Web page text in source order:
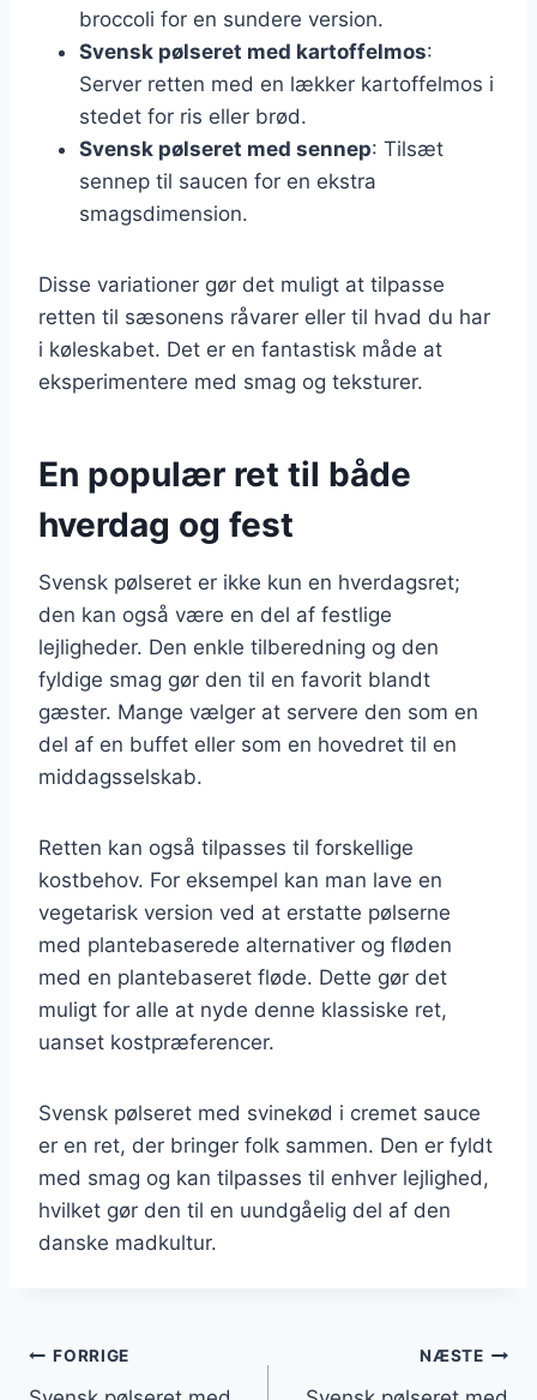
broccoli for en sundere version.
Svensk pølseret med kartoffelmos:
Server retten med en lækker kartoffelmos i
stedet for ris eller brød.
Svensk pølseret med sennep: Tilsæt
sennep til saucen for en ekstra
smagsdimension.
Disse variationer gør det muligt at tilpasse
retten til sæsonens råvarer eller til hvad du har
i køleskabet. Det er en fantastisk måde at
eksperimentere med smag og teksturer.
En populær ret til både
hverdag og fest
Svensk pølseret er ikke kun en hverdagsret;
den kan også være en del af festlige
lejligheder. Den enkle tilberedning og den
fyldige smag gør den til en favorit blandt
gæster. Mange vælger at servere den som en
del af en buffet eller som en hovedret til en
middagsselskab.
Retten kan også tilpasses til forskellige
kostbehov. For eksempel kan man lave en
vegetarisk version ved at erstatte pølserne
med plantebaserede alternativer og fløden
med en plantebaseret fløde. Dette gør det
muligt for alle at nyde denne klassiske ret,
uanset kostpræferencer.
Svensk pølseret med svinekød i cremet sauce
er en ret, der bringer folk sammen. Den er fyldt
med smag og kan tilpasses til enhver lejlighed,
hvilket gør den til en uundgåelig del af den
danske madkultur.
Indlægsnavigation
FORRIGE NÆSTE